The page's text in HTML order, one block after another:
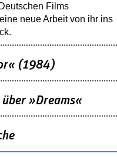
Films
neue Arbeit von ihr ins
(1984)
»Dreams«